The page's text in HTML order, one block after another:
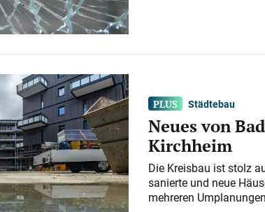
Städtebau
Neues von
Kirchheim
Die Kreisbau ist stolz
sanierte und neue
mehreren